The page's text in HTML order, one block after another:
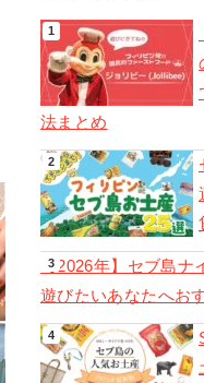
法まとめ
【2026年】セブ島
遊びたいあなたへお